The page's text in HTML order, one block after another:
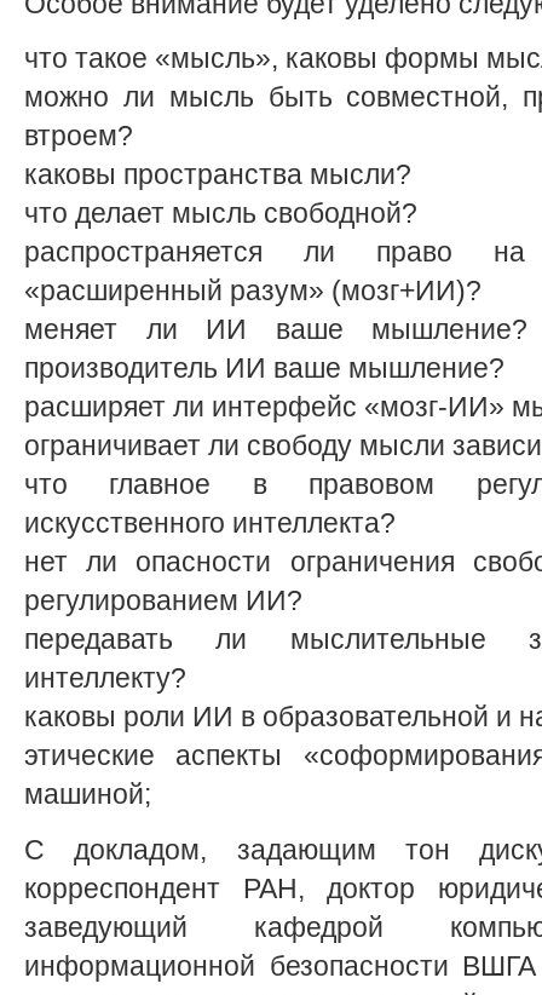
что такое «мысль», каковы формы
можно ли мысль быть совместной,
втроем?
каковы пространства мысли?
что делает мысль свободной?
распространяется ли право
«расширенный разум» (мозг+ИИ)?
меняет ли ИИ ваше мышление?
производитель ИИ ваше мышление?
расширяет ли интерфейс «мозг-ИИ»
ограничивает ли свободу мысли
что главное в правовом
искусственного интеллекта?
нет ли опасности ограничения
регулированием ИИ?
передавать ли мыслительные
интеллекту?
каковы роли ИИ в образовательной и
этические аспекты
машиной;
С докладом, задающим тон
корреспондент РАН, доктор
заведующий кафедрой
информационной безопасности